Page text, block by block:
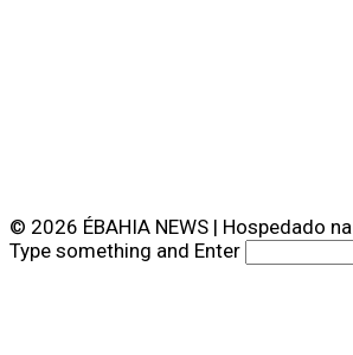
© 2026 ÉBAHIA NEWS | Hospedado na
Type something and Enter